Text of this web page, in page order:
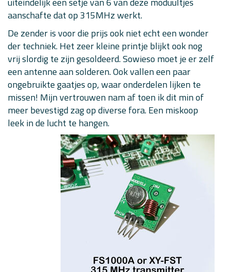
aanschafte dat op 315MHz werkt.
De zender is voor die prijs ook niet echt een wonder
der techniek. Het zeer kleine printje blijkt ook nog
vrij slordig te zijn gesoldeerd. Sowieso moet je er zelf
een antenne aan solderen. Ook vallen een paar
ongebruikte gaatjes op, waar onderdelen lijken te
missen! Mijn vertrouwen nam af toen ik dit min of
meer bevestigd zag op diverse fora. Een miskoop
leek in de lucht te hangen.